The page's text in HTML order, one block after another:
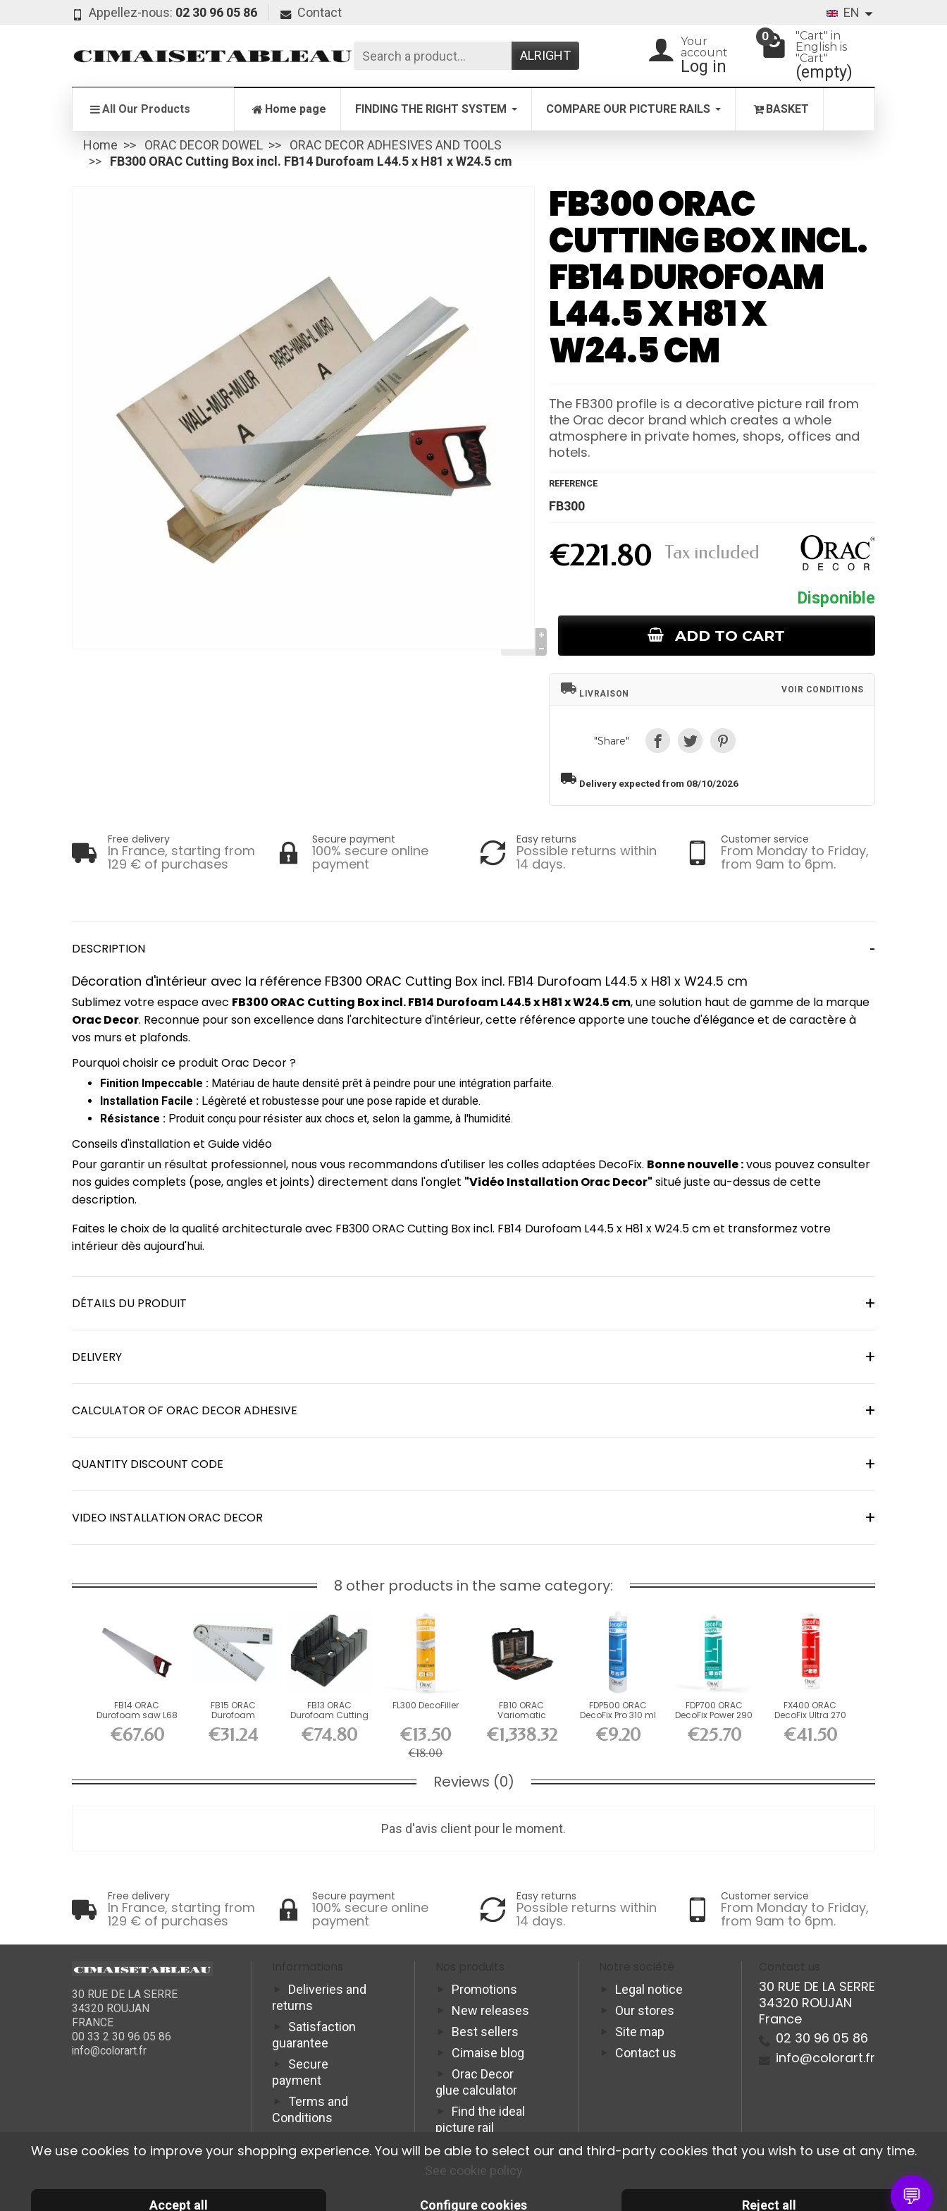
Appellez-nous: 02 30 96 05 86 Contact EN
ALRIGHT
Your
account
Log in
0
"Cart" in
English is
"Cart"
(empty)
All Our Products Home page FINDING THE RIGHT SYSTEM COMPARE OUR PICTURE RAILS BASKET
Home ORAC DECOR DOWEL
ORAC DECOR ADHESIVES AND TOOLS
FB300 ORAC Cutting Box incl. FB14 Durofoam L44.5 x H81 x W24.5 cm
FB300 ORAC
CUTTING BOX INCL.
FB14 DUROFOAM
L44.5 X H81 X
W24.5 CM
The FB300 profile is a decorative picture rail from
the Orac decor brand which creates a whole
atmosphere in private homes, shops, offices and
hotels.
REFERENCE
FB300
€221.80 Tax included
Disponible
ADD TO CART
local_shipping LIVRAISON VOIR CONDITIONS
"Share"
local_shipping Delivery expected from 08/10/2026
Free delivery
In France, starting from
129 € of purchases
Secure payment
100% secure online
payment
Easy returns
Possible returns within
14 days.
Customer service
From Monday to Friday,
from 9am to 6pm.
DESCRIPTION
Décoration d'intérieur avec la référence FB300 ORAC Cutting Box incl. FB14 Durofoam L44.5 x H81 x W24.5 cm
Sublimez votre espace avec FB300 ORAC Cutting Box incl. FB14 Durofoam L44.5 x H81 x W24.5 cm, une solution haut de gamme de la marque
Orac Decor. Reconnue pour son excellence dans l'architecture d'intérieur, cette référence apporte une touche d'élégance et de caractère à
vos murs et plafonds.
Pourquoi choisir ce produit Orac Decor ?
Finition Impeccable : Matériau de haute densité prêt à peindre pour une intégration parfaite.
Installation Facile : Légèreté et robustesse pour une pose rapide et durable.
Résistance : Produit conçu pour résister aux chocs et, selon la gamme, à l'humidité.
Conseils d'installation et Guide vidéo
Pour garantir un résultat professionnel, nous vous recommandons d'utiliser les colles adaptées DecoFix. Bonne nouvelle :vous pouvez consulter
nos guides complets (pose, angles et joints) directement dans l'onglet "Vidéo Installation Orac Decor" situé juste au-dessus de cette
description.
Faites le choix de la qualité architecturale avec FB300 ORAC Cutting Box incl. FB14 Durofoam L44.5 x H81 x W24.5 cm et transformez votre
intérieur dès aujourd'hui.
DÉTAILS DU PRODUIT
DELIVERY
CALCULATOR OF ORAC DECOR ADHESIVE
QUANTITY DISCOUNT CODE
VIDEO INSTALLATION ORAC DECOR
8 other products in the same category:
FB14 ORAC
Durofoam saw L68
x H2.7 x L14 cm
€67.60
FB15 ORAC
Durofoam
Graphometer L45 x
H3 x...
€31.24
FB13 ORAC
Durofoam Cutting
Box L37 x H15.5...
€74.80
FL300 DecoFiller
€13.50
€18.00
FB10 ORAC
Variomatic
Durofoam Cutting
Box...
€1,338.32
FDP500 ORAC
DecoFix Pro 310 ml
€9.20
FDP700 ORAC
DecoFix Power 290
€25.70
FX400 ORAC
DecoFix Ultra 270
€41.50
Reviews (0)
Pas d'avis client pour le moment.
Free delivery
In France, starting from
129 € of purchases
Secure payment
100% secure online
payment
Easy returns
Possible returns within
14 days.
Customer service
From Monday to Friday,
from 9am to 6pm.
30 RUE DE LA SERRE
34320 ROUJAN
FRANCE
00 33 2 30 96 05 86
info@colorart.fr
Deliveries and
returns
Satisfaction
guarantee
Secure
payment
Terms and
Conditions
Promotions
New releases
Best sellers
Cimaise blog
Orac Decor
glue calculator
Find the ideal
picture rail
Programme
Affiliation Pro
Legal notice
Our stores
Site map
Contact us
30 RUE DE LA SERRE
34320 ROUJAN
France
02 30 96 05 86
info@colorart.fr
💬
We use cookies to improve your shopping experience. You will be able to select our and third-party cookies that you wish to use at any time.
See cookie policy
Accept all Reject all
Configure cookies